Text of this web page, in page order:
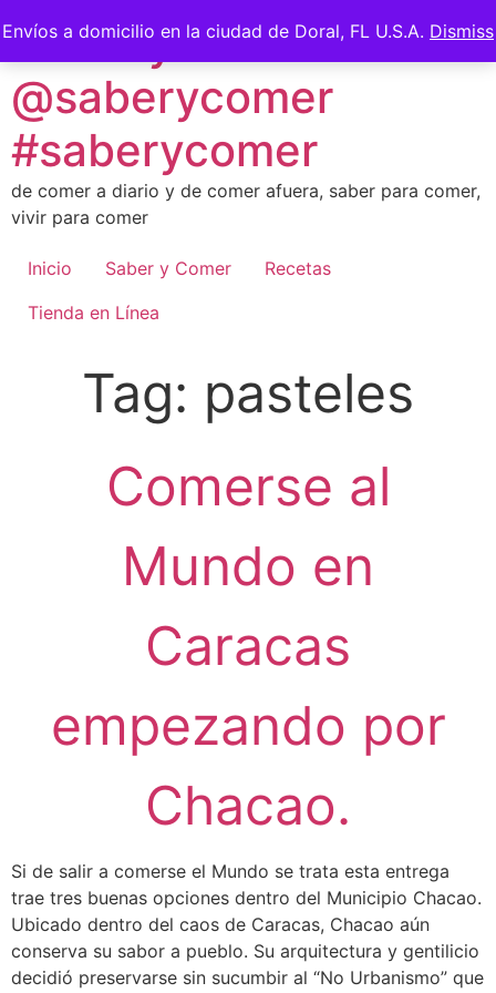
Envíos a domicilio en la ciudad de Doral, FL U.S.A. Dismiss
to
content
Saber y Comer -
@saberycomer
#saberycomer
de comer a diario y de comer afuera, saber para comer,
vivir para comer
Inicio Saber y Comer
Recetas
Tienda en Línea
Tag: pasteles
Comerse al
Mundo en
Caracas
empezando por
Chacao.
Si de salir a comerse el Mundo se trata esta entrega
trae tres buenas opciones dentro del Municipio Chacao.
Ubicado dentro del caos de Caracas, Chacao aún
conserva su sabor a pueblo. Su arquitectura y gentilicio
decidió preservarse sin sucumbir al “No Urbanismo” que